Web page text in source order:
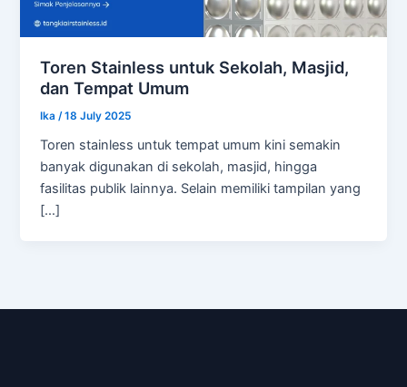
Toren Stainless untuk Sekolah, Masjid,
dan Tempat Umum
Ika /18 July 2025
Toren stainless untuk tempat umum kini semakin
banyak digunakan di sekolah, masjid, hingga
fasilitas publik lainnya. Selain memiliki tampilan yang
[…]